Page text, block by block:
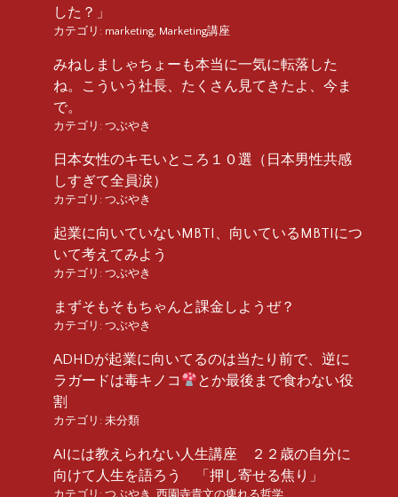
した？」
カテゴリ: marketing Marketing講座
みねしましゃちょーも本当に一気に転落した
ね。こういう社長、たくさん見てきたよ、今ま
で。
カテゴリ: つぶやき
日本女性のキモいところ１０選（日本男性共感
しすぎて全員涙）
カテゴリ: つぶやき
起業に向いていないMBTI、向いているMBTIにつ
いて考えてみよう
カテゴリ: つぶやき
まずそもそもちゃんと課金しようぜ？
カテゴリ: つぶやき
ADHDが起業に向いてるのは当たり前で、逆に
ラガードは毒キノコ
とか最後まで食わない役
割
カテゴリ: 未分類
AIには教えられない人生講座 ２２歳の自分に
向けて人生を語ろう 「押し寄せる焦り」
カテゴリ: つぶやき 西園寺貴文の痺れる哲学